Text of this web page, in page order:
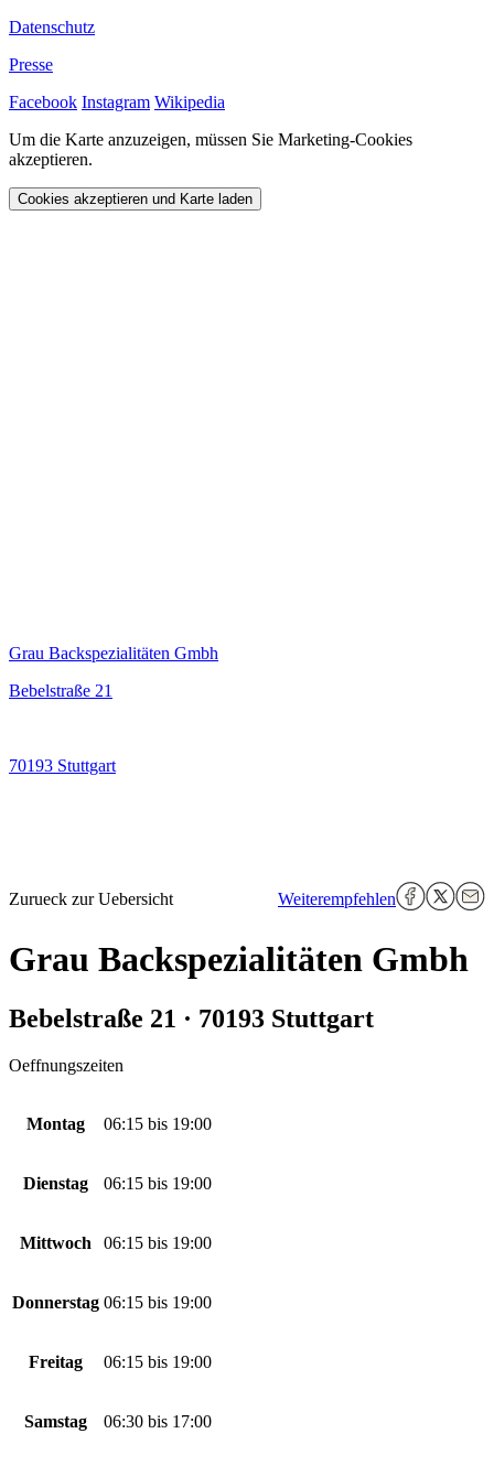
Datenschutz
Presse
Facebook Instagram Wikipedia
Um die Karte anzuzeigen, müssen Sie Marketing-Cookies
akzeptieren.
Cookies akzeptieren und Karte laden
Grau Backspezialitäten Gmbh
Bebelstraße 21
70193 Stuttgart
Zurueck zur Uebersicht Weiterempfehlen
Grau Backspezialitäten Gmbh
Bebelstraße 21 · 70193 Stuttgart
Oeffnungszeiten
Montag 06:15 bis 19:00
Dienstag 06:15 bis 19:00
Mittwoch 06:15 bis 19:00
Donnerstag 06:15 bis 19:00
Freitag 06:15 bis 19:00
Samstag 06:30 bis 17:00